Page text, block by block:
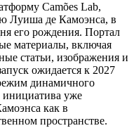
Camões Lab,
Луиша де Камоэнса, в
его рождения. Портал
материалы, включая
статьи, изображения и
ожидается к 2027
динамичного
инициатива уже
как в
пространстве.